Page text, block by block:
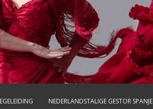
NEDERLANDSTALIGE GESTOR SPANJE